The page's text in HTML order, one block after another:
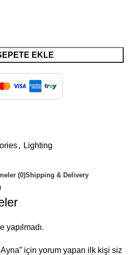
EKLE
, Lighting
(0)Shipping & Delivery
yapılmadı.
için yorum yapan ilk kişi siz